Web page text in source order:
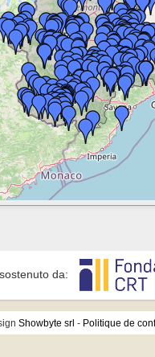
da:
Showbyte srl - Politique de